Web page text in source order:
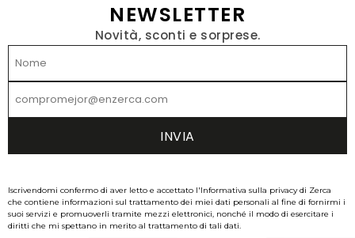
NEWSLETTER
Novità, sconti e sorprese.
Iscrivendomi confermo di aver letto e accettato l'Informativa sulla privacy di Zerca
che contiene informazioni sul trattamento dei miei dati personali al fine di fornirmi i
suoi servizi e promuoverli tramite mezzi elettronici, nonché il modo di esercitare i
diritti che mi spettano in merito al trattamento di tali dati.